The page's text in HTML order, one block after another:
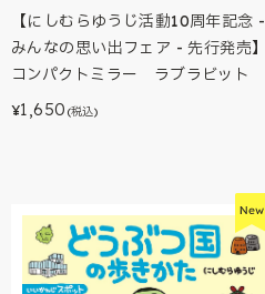
【にしむらゆうじ活動10周年記念 -
みんなの思い出フェア - 先行発売】
コンパクトミラー ラブラビット
¥1,650 (税込)